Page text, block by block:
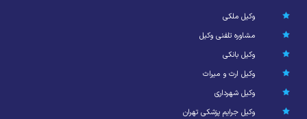
وکیل ملکی
مشاوره تلفنی وکیل
وکیل بانکی
وکیل ارث و میراث
وکیل شهرداری
وکیل جرایم پزشکی تهران